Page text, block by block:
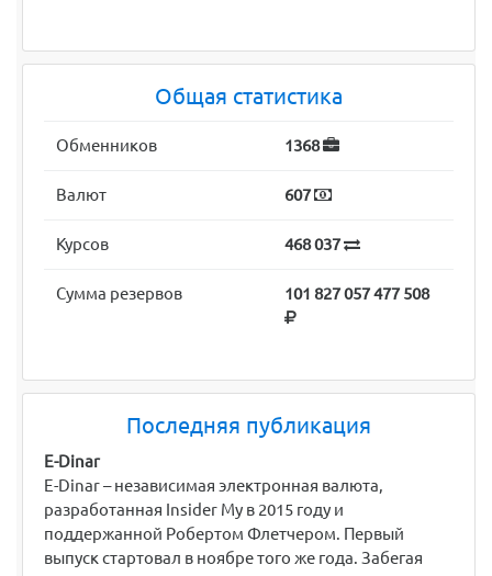
Общая статистика
Обменников 1368
Валют 607
Курсов 468 037
Сумма резервов 101 827 057 477 508
Последняя публикация
E-Dinar
E-Dinar – независимая электронная валюта,
разработанная Insider My в 2015 году и
поддержанной Робертом Флетчером. Первый
выпуск стартовал в ноябре того же года. Забегая